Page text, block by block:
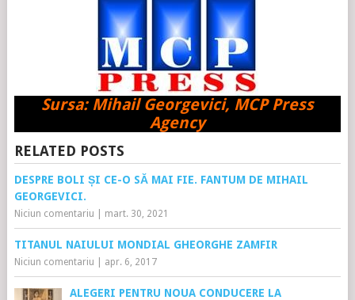
Sursa: Mihail Georgevici, MCP Press
Agency
RELATED POSTS
DESPRE BOLI ȘI CE-O SĂ MAI FIE. FANTUM DE MIHAIL
GEORGEVICI.
Niciun comentariu mart. 30, 2021
TITANUL NAIULUI MONDIAL GHEORGHE ZAMFIR
Niciun comentariu apr. 6, 2017
ALEGERI PENTRU NOUA CONDUCERE LA